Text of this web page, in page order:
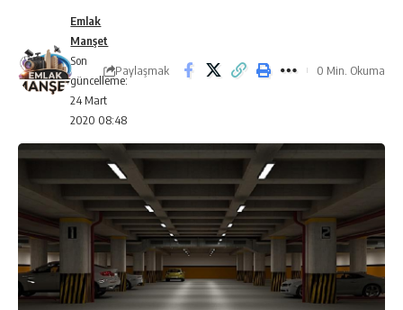
Son
güncelleme:
24 Mart
2020 08:48
Emlak
Manşet
Paylaşmak 0 Min. Okuma